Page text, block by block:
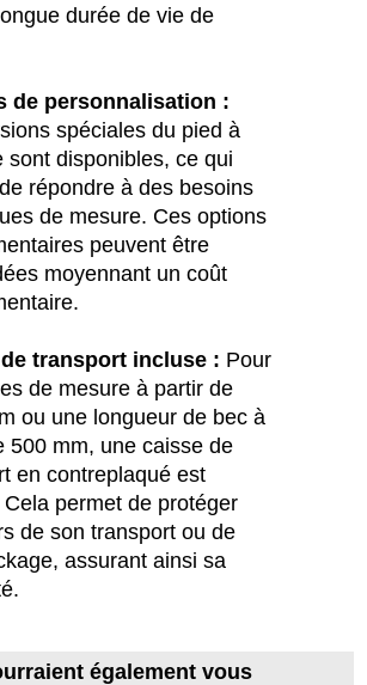
durée de vie de
de personnalisation :
spéciales du pied à
sont disponibles, ce qui
répondre à des besoins
de mesure. Ces options
peuvent être
moyennant un coût
transport incluse : Pour
de mesure à partir de
ou une longueur de bec à
500 mm, une caisse de
en contreplaqué est
Cela permet de protéger
de son transport ou de
assurant ainsi sa
également vous